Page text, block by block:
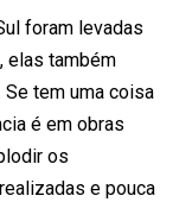
foram levadas
elas também
tem uma coisa
é em obras
os
e pouca